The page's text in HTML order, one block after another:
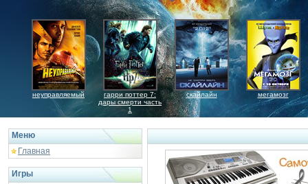
неуправляемый
гарри поттер 7:
дары смерти часть
1
скайлайн мегамозг
Меню
Главная
Игры